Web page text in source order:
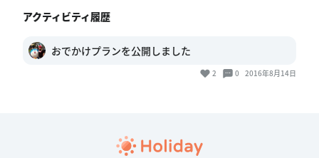
アクティビティ履歴
おでかけプランを公開しました
2 0 2016年8月14日